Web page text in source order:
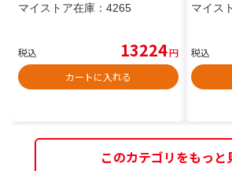
マイストア在庫： 4265
税込 13224円
カートに入れる
マイス
税込
このカテゴリをもっと